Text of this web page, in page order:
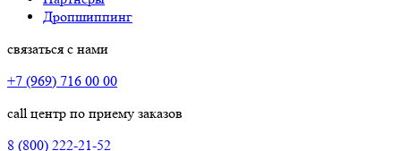
Дропшиппинг
связаться с нами
+7 (969) 716 00 00
call центр по приему заказов
8 (800) 222-21-52